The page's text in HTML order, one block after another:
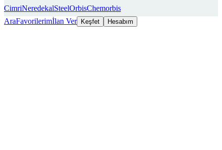
CimriNeredekalSteelOrbisChemorbis
AraFavorilerimİlan Ver Keşfet Hesabım